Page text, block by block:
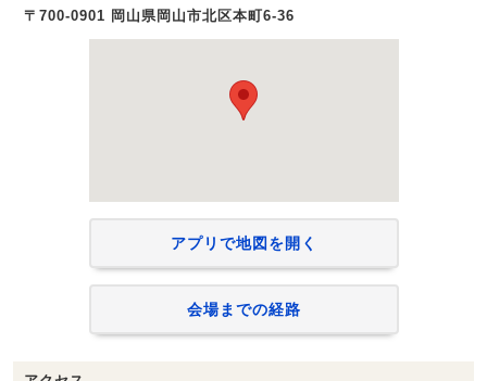
〒700-0901 岡山県岡山市北区本町6-36
アプリで地図を開く
会場までの経路